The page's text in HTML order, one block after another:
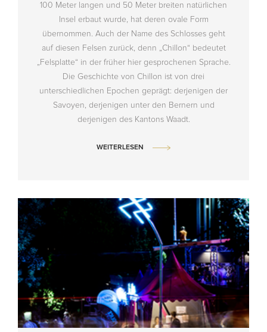
100 Meter langen und 50 Meter breiten natürlichen
Insel erbaut wurde, hat deren ovale Form
übernommen. Auch der Name des Schlosses geht
auf diesen Felsen zurück, denn „Chillon“ bedeutet
„Felsplatte“ in der früher hier gesprochenen Sprache.
Die Geschichte von Chillon ist von drei
unterschiedlichen Epochen geprägt: derjenigen der
Savoyen, derjenigen unter den Bernern und
derjenigen des Kantons Waadt.
WEITERLESEN